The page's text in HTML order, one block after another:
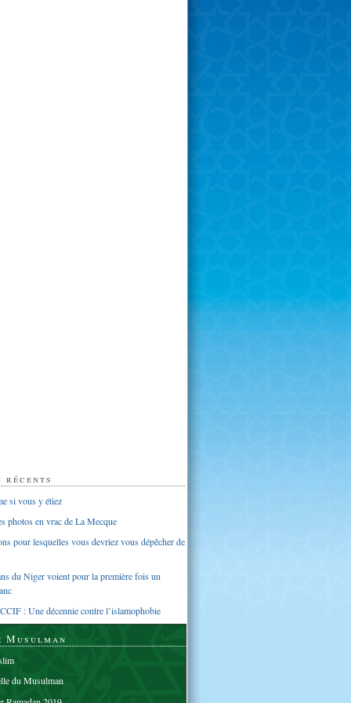
si vous y étiez
photos en vrac de La Mecque
pour lesquelles vous devriez vous dépêcher de
du Niger voient pour la première fois un
: Une décennie contre l’islamophobie
Musulman
du Musulman